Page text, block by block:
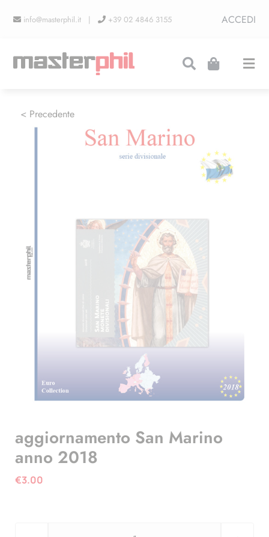
info@masterphil.it | +39 02 4846 3155 ACCEDI
LINEA COLLEZIONISMO
CONTATTI
< Precedente
aggiornamento San Marino
anno 2018
€3.00